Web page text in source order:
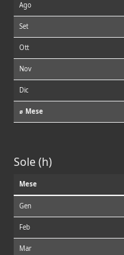
Ago
Set
Ott
Nov
Dic
⌀ Mese
Sole (h)
Mese
Gen
Feb
Mar